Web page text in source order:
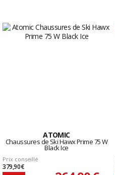
ATOMIC
Chaussures de Ski Hawx Prime 75 W
Black Ice
Prix conseillé
379,90 €